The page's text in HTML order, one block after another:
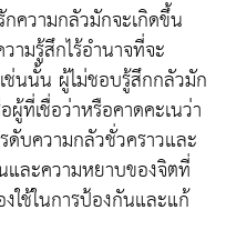
ความกลัวมักจะเกิดขึ้น
มรู้สึกไร้อำนาจที่จะ
ช่นนั้น ผู้ไม่ชอบรู้สึกกลัวมัก
ที่เชื่อว่าหรือคาดคะเนว่า
ดับความกลัวชั่วคราวและ
และความหยาบของจิตที่
ช้ในการป้องกันและแก้